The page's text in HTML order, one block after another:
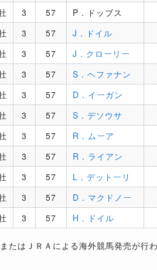
3 57 P．ドッブス
3 57 J．ドイル
3 57 J．クローリー
3 57 S．ヘファナン
3 57 D．イーガン
3 57 S．デソウサ
3 57 R．ムーア
3 57 R．ライアン
3 57 L．デットーリ
3 57 D．マクドノー
3 57 H．ドイル
たはＪＲＡによる海外競馬発売が行